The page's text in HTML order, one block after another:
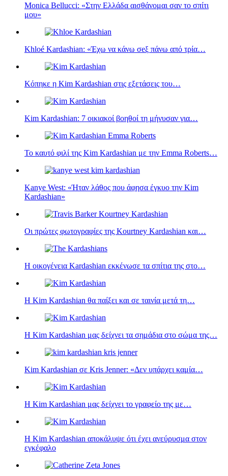
Monica Bellucci: «Στην Ελλάδα αισθάνομαι σαν το σπίτι
μου»
Khloé Kardashian: «Έχω να κάνω σeξ πάνω από τρία…
Κόπηκε η Kim Kardashian στις εξετάσεις του…
Kim Kardashian: 7 οικιακοί βοηθοί τη μήνυσαν για…
Το καυτό φιλί της Kim Kardashian με την Emma Roberts…
Kanye West: «Ήταν λάθος που άφησα έγκυο την Kim
Kardashian»
Οι πρώτες φωτογραφίες της Kourtney Kardashian και…
Η οικογένεια Kardashian εκκένωσε τα σπίτια της στο…
Η Kim Kardashian θα παίξει και σε ταινία μετά τη…
Η Kim Kardashian μας δείχνει τα σημάδια στο σώμα της…
Kim Kardashian σε Kris Jenner: «Δεν υπάρχει καμία…
Η Kim Kardashian μας δείχνει το γραφείο της με…
Η Kim Kardashian αποκάλυψε ότι έχει ανεύρυσμα στον
εγκέφαλο